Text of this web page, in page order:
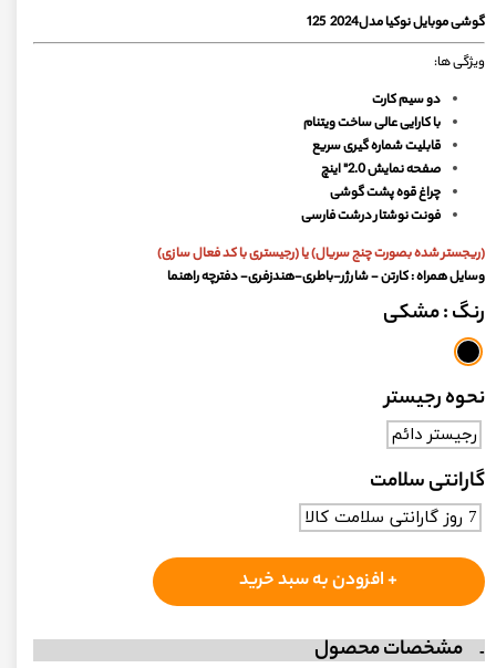
گوشی موبایل نوکیا مدل2024 125
ویژگی ها:
دو سیم کارت
با کارایی عالی ساخت ویتنام
قابلیت شماره گیری سریع
صفحه نمایش 2.0" اینچ
چراغ قوه پشت گوشی
فونت نوشتار درشت فارسی
(ریجستر شده بصورت چنج سریال) یا (رجیستری با کد فعال سازی)
وسایل همراه : کارتن - شارژر-باطری-هندزفری- دفترچه راهنما
رنگ: مشکی
نحوه رجیستر
رجیستر دائم
گارانتی سلامت
7 روز گارانتی سلامت کالا
+ افزودن به سبد خرید
مشخصات محصول